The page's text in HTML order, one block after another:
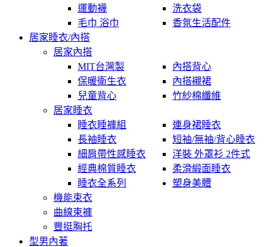
運動襪
洗衣袋
毛巾 浴巾
香氛生活配件
居家睡衣/內搭
居家內搭
MIT台灣製
內搭背心
保暖衛生衣
內搭襯裙
兒童背心
竹紗棉纖維
居家睡衣
睡衣睡褲組
連身裙睡衣
長袖睡衣
短袖/無袖/背心睡衣
細肩帶性感睡衣
洋裝 外罩衫 2件式
經典棉質睡衣
柔滑緞面睡衣
睡衣全系列
塑身美體
機能束衣
曲線束褲
豐挺胸托
型男內著